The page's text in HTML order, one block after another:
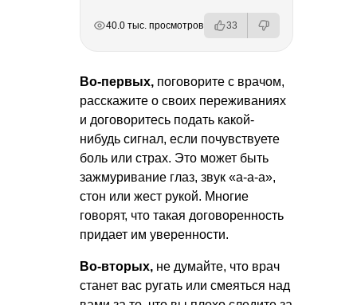
40.0 тыс. просмотров 33
Во-первых, поговорите с врачом,
расскажите о своих переживаниях
и договоритесь подать какой-
нибудь сигнал, если почувствуете
боль или страх. Это может быть
зажмуривание глаз, звук «а-а-а»,
стон или жест рукой. Многие
говорят, что такая договоренность
придает им уверенности.
Во-вторых, не думайте, что врач
станет вас ругать или смеяться над